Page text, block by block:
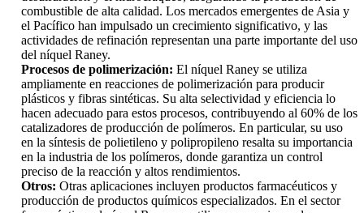
combustible de alta calidad. Los mercados emergentes de Asia y
el Pacífico han impulsado un crecimiento significativo, y las
actividades de refinación representan una parte importante del uso
del níquel Raney.
Procesos de polimerización: El níquel Raney se utiliza
ampliamente en reacciones de polimerización para producir
plásticos y fibras sintéticas. Su alta selectividad y eficiencia lo
hacen adecuado para estos procesos, contribuyendo al 60% de los
catalizadores de producción de polímeros. En particular, su uso
en la síntesis de polietileno y polipropileno resalta su importancia
en la industria de los polímeros, donde garantiza un control
preciso de la reacción y altos rendimientos.
Otros: Otras aplicaciones incluyen productos farmacéuticos y
producción de productos químicos especializados. En el sector